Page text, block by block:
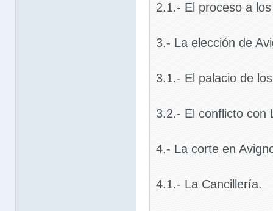
2.1.- El proceso a
3.- La elección de
3.1.- El palacio de
3.2.- El conflicto con
4.- La corte en
4.1.- La Cancillería.